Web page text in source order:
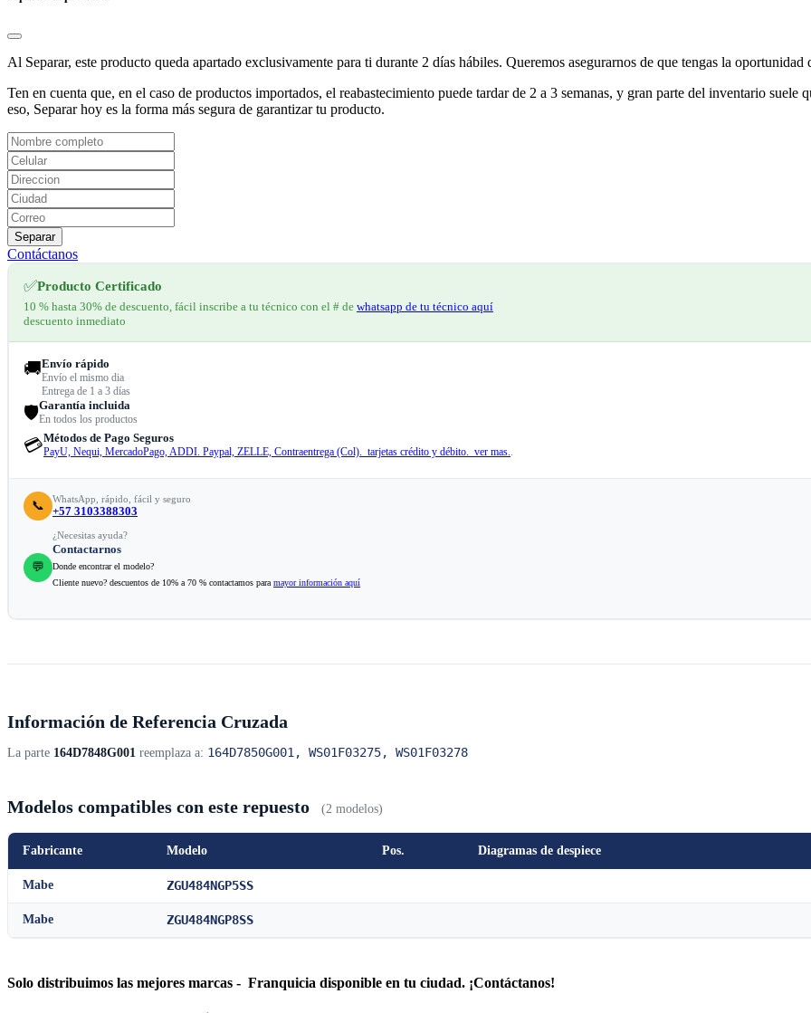
Al Separar, este producto queda apartado exclusivamente para ti durante 2 días hábiles. Queremos asegurarnos de que tengas la oportunidad
Ten en cuenta que, en el caso de productos importados, el reabastecimiento puede tardar de 2 a 3 semanas, y gran parte del inventario
eso, Separar hoy es la forma más segura de garantizar tu producto.
Separar
Contáctanos
✅Producto Certificado
10 % hasta 30% de descuento, fácil inscribe a tu técnico con el # de whatsapp de tu técnico aquí
descuento inmediato
🚚Envío rápido
Envío el mismo dia
Entrega de 1 a 3 días
🛡️Garantía incluida
En todos los productos
💳Métodos de Pago Seguros
PayU, Nequi, MercadoPago, ADDI. Paypal, ZELLE, Contraentrega (Col). tarjetas crédito y débito. ver mas..
📞 WhatsApp, rápido, fácil y seguro
+57 3103388303
💬
¿Necesitas ayuda?
Contactarnos
Donde encontrar el modelo?
Cliente nuevo? descuentos de 10% a 70 % contactamos para mayor información aquí
Información de Referencia Cruzada
La parte 164D7848G001 reemplaza a: 164D7850G001, WS01F03275, WS01F03278
Modelos compatibles con este repuesto (2 modelos)
Fabricante Modelo Pos. Diagramas de despiece
Mabe ZGU484NGP5SS
Mabe ZGU484NGP8SS
Solo distribuimos las mejores marcas - Franquicia disponible en tu ciudad. ¡Contáctanos!